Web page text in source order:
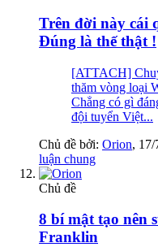
Trên đời này cái
Đúng là thế thật !
[ATTACH]
thăm vòng loại
Chẳng có gì
đội tuyển Việt...
Chủ đề bởi: Orion, 17/
luận chung
Chủ đề
8 bí mật tạo nên
Franklin